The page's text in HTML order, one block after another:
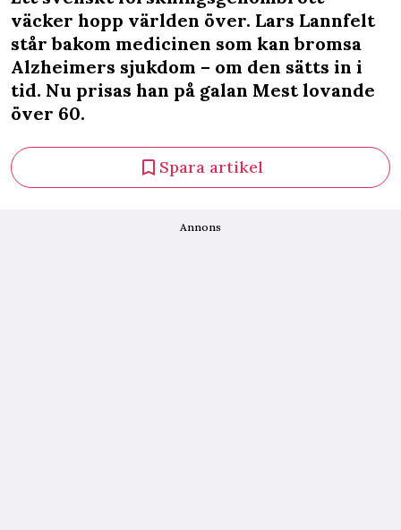
väcker hopp världen över. Lars Lannfelt
står bakom medicinen som kan bromsa
Alzheimers sjukdom – om den sätts in i
tid. Nu prisas han på galan Mest lovande
över 60.
Spara artikel
Annons